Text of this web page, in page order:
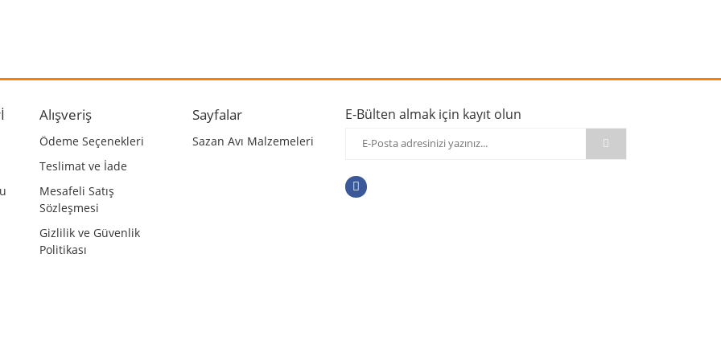
Alışveriş
Ödeme Seçenekleri
Teslimat ve İade
Mesafeli Satış
Sözleşmesi
Gizlilik ve Güvenlik
Politikası
Sayfalar
Sazan Avı Malzemeleri
E-Bülten almak için kayıt olun